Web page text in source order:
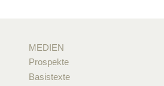
MEDIEN
Prospekte
Basistexte